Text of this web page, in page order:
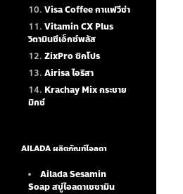
Visa Coffee กาแฟวีซ่า
Vitamin CX Plus
วิตามินซีเอ็กซ์พลัส
ZixPro ซิกโปร
Airisa ไอริสา
Krachay Mix กระชาย
มิกซ์
AILADA ผลิตภัณฑ์ไอลดา
Ailada Sesamin
Soapสบู่ไอลดาเซซามิน